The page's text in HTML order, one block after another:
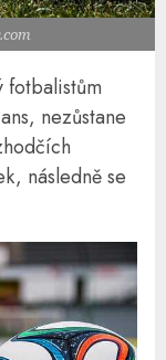
fotbalistům
nezůstane
následně se